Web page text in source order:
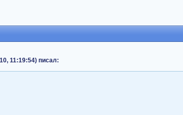
11:19:54) писал: